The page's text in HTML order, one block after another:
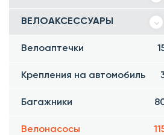
ВЕЛОАКСЕССУАРЫ
Велоаптечки
Крепления на автомобиль
Багажники
Велонасосы